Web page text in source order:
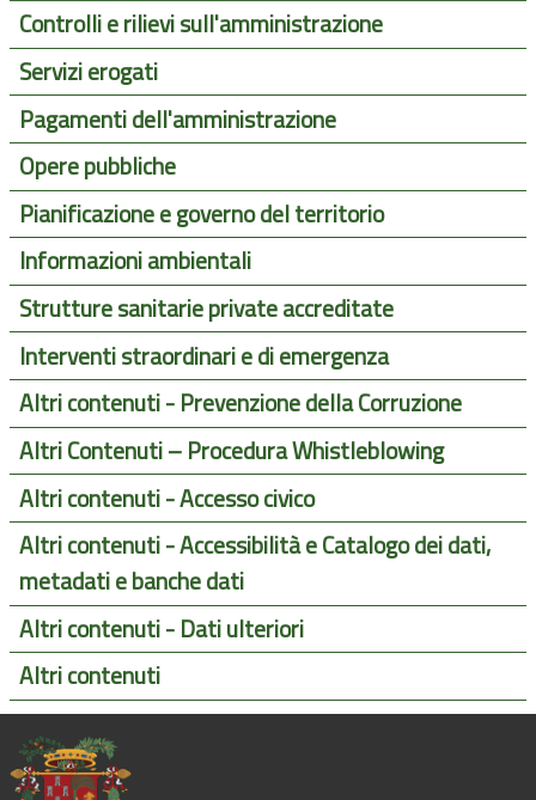
Controlli e rilievi sull'amministrazione
Servizi erogati
Pagamenti dell'amministrazione
Opere pubbliche
Pianificazione e governo del territorio
Informazioni ambientali
Strutture sanitarie private accreditate
Interventi straordinari e di emergenza
Altri contenuti - Prevenzione della Corruzione
Altri Contenuti – Procedura Whistleblowing
Altri contenuti - Accesso civico
Altri contenuti - Accessibilità e Catalogo dei dati,
metadati e banche dati
Altri contenuti - Dati ulteriori
Altri contenuti